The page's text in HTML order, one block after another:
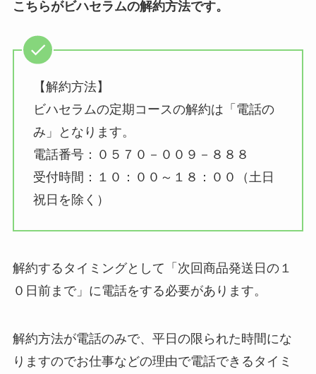
こちらがビハセラムの解約方法です。
【解約方法】
ビハセラムの定期コースの解約は「電話の
み」となります。
電話番号：０５７０－００９－８８８
受付時間：１０：００～１８：００（土日
祝日を除く）
解約するタイミングとして「次回商品発送日の１
０日前まで」に電話をする必要があります。
解約方法が電話のみで、平日の限られた時間にな
りますのでお仕事などの理由で電話できるタイミ